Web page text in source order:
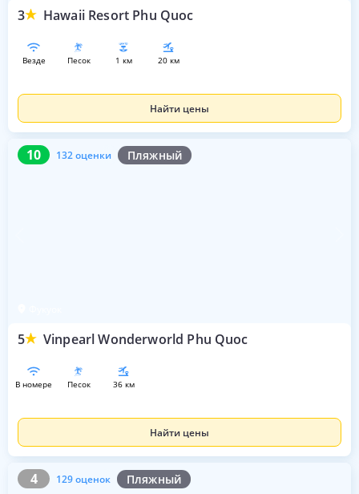
3 Hawaii Resort Phu Quoc
везде песок 1 км 20 км
Найти цены
10 132 оценки Пляжный
5 Vinpearl Wonderworld Phu Quoc
10 132 оценки
в номере песок 36 км
Найти цены
4 129 оценок Пляжный
4 129 оценок